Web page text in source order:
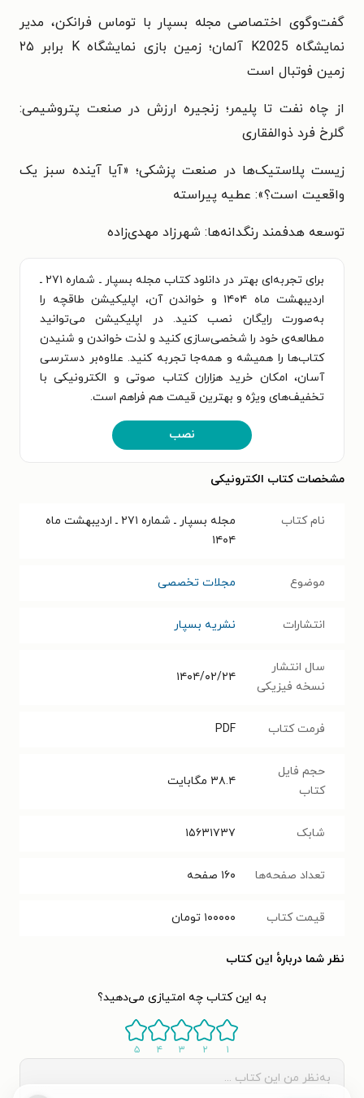
گفت‌وگوی اختصاصی مجله بسپار با توماس فرانکن، مدیر
نمایشگاه K2025 آلمان؛ زمین بازی نمایشگاه K برابر ۲۵
زمین فوتبال است
از چاه نفت تا پلیمر؛ زنجیره ارزش در صنعت پتروشیمی:
گلرخ فرد ذوالفقاری
زیست پلاستیک‌ها در صنعت پزشکی؛ «آیا آینده سبز یک
واقعیت است؟»: عطیه پیراسته
توسعه هدفمند رنگدانه‌ها: شهرزاد مهدی‌زاده
برای تجربه‌ای بهتر در دانلود کتاب مجله بسپار ـ شماره ۲۷۱ ـ
اردیبهشت ماه ۱۴۰۴ و خواندن آن، اپلیکیشن طاقچه را
به‌صورت رایگان نصب کنید. در اپلیکیشن می‌توانید
مطالعه‌ی خود را شخصی‌سازی کنید و لذت خواندن و شنیدن
کتاب‌ها را همیشه و همه‌جا تجربه کنید. علاوه‌بر دسترسی
آسان، امکان خرید هزاران کتاب صوتی و الکترونیکی با
تخفیف‌های ویژه و بهترین قیمت هم فراهم است.
نصب
مشخصات کتاب الکترونیکی
نام کتاب
مجله بسپار ـ شماره ۲۷۱ ـ اردیبهشت ماه
۱۴۰۴
موضوع مجلات تخصصی
انتشارات نشریه بسپار
سال انتشار
نسخه فیزیکی
۱۴۰۴/۰۲/۲۴
فرمت کتاب PDF
حجم فایل
کتاب
۳۸.۴ مگابایت
شابک ۱۵۶۳۱۷۳۷
تعداد صفحه‌ها ۱۶۰ صفحه
قیمت کتاب ۱۰۰۰۰۰ تومان
نظر شما دربارهٔ این کتاب
به این کتاب چه امتیازی می‌دهید؟
۱ ۲ ۳ ۴ ۵